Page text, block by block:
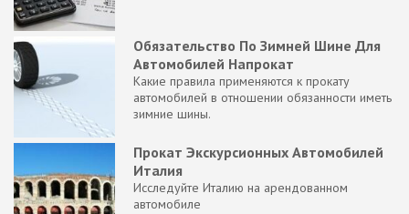
Обязательство По Зимней Шине Для
Автомобилей Напрокат
Какие правила применяются к прокату
автомобилей в отношении обязанности иметь
зимние шины.
Прокат Экскурсионных Автомобилей
Италия
Исследуйте Италию на арендованном
автомобиле